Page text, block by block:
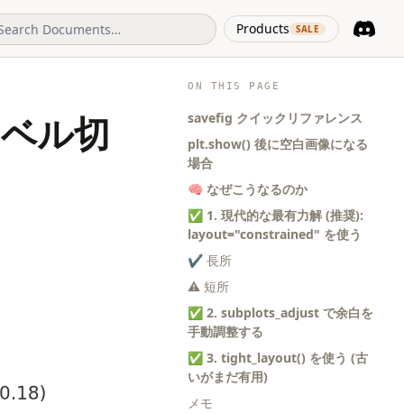
Products SALE
(opens in
ON THIS PAGE
savefig クイックリファレンス
plt.show() 後に空白画像になる
場合
🧠 なぜこうなるのか
✅ 1. 現代的な最有力解 (推奨):
layout="constrained" を使う
✔ 長所
⚠ 短所
✅ 2. subplots_adjust で余白を
手動調整する
✅ 3. tight_layout() を使う (古
いがまだ有用)
メモ
ル切